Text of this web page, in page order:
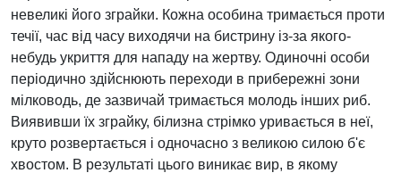
невеликі його зграйки. Кожна особина тримається проти
течії, час від часу виходячи на бистрину із-за якого-
небудь укриття для нападу на жертву. Одиночні особи
періодично здійснюють переходи в прибережні зони
мілководь, де зазвичай тримається молодь інших риб.
Виявивши їх зграйку, білизна стрімко уривається в неї,
круто розвертається і одночасно з великою силою б'є
хвостом. В результаті цього виникає вир, в якому